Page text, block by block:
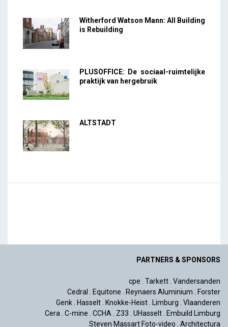
Witherford Watson Mann: All Building
is Rebuilding
PLUSOFFICE: De sociaal-ruimtelijke
praktijk van hergebruik
ALTSTADT
PARTNERS & SPONSORS
cpe . Tarkett. Vandersanden
Cedral . Equitone . Reynaers Aluminium . Forster
Genk. Hasselt. Knokke-Heist. Limburg . Vlaanderen
Cera. C-mine . CCHA. Z33 . UHasselt. Embuild Limburg
Steven Massart Foto-video . Architectura